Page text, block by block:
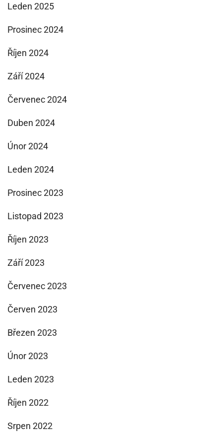
Leden 2025
Prosinec 2024
Říjen 2024
Září 2024
Červenec 2024
Duben 2024
Únor 2024
Leden 2024
Prosinec 2023
Listopad 2023
Říjen 2023
Září 2023
Červenec 2023
Červen 2023
Březen 2023
Únor 2023
Leden 2023
Říjen 2022
Srpen 2022